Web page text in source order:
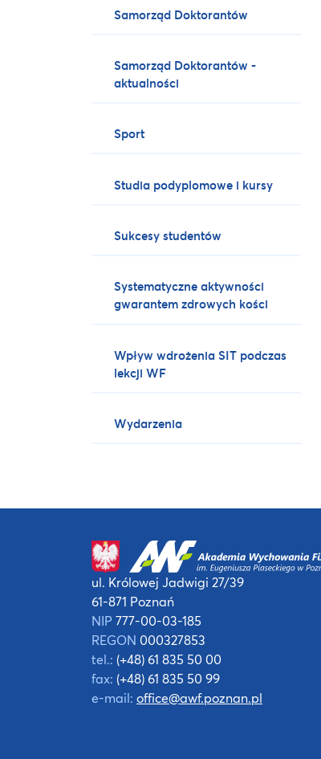
Samorząd Doktorantów
Samorząd Doktorantów -
aktualności
Sport
Studia podyplomowe i kursy
Sukcesy studentów
Systematyczne aktywności
gwarantem zdrowych kości
Wpływ wdrożenia SIT podczas
lekcji WF
Wydarzenia
ul. Królowej Jadwigi 27/39
61-871 Poznań
NIP 777-00-03-185
REGON 000327853
tel.: (+48) 61 835 50 00
fax: (+48) 61 835 50 99
e-mail: office@awf.poznan.pl